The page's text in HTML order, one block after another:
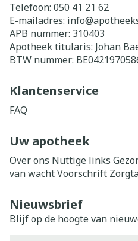
Telefoon: 050 41 21 62
E-mailadres: info@
APB nummer: 310403
Apotheek titularis: Johan
BTW nummer:
Klantenservice
FAQ
Uw apotheek
Over ons Nuttige links
van wachtVoorschrift
Nieuwsbrief
Blijf op de hoogte van